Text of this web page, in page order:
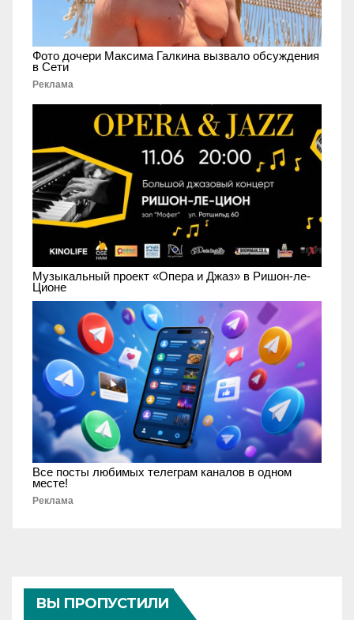
Фото дочери Максима Галкина вызвало обсуждения
в Сети
Реклама
Музыкальный проект «Опера и Джаз» в Ришон-ле-
Ционе
Все посты любимых телеграм каналов в одном
месте!
Реклама
ВЫ ПРОПУСТИЛИ